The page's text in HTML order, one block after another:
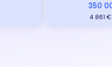
350
4 861